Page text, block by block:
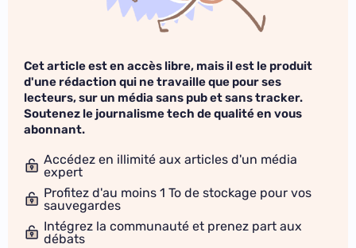
Cet article est en accès libre, mais il est le produit
d'une rédaction qui ne travaille que pour ses
lecteurs, sur un média sans pub et sans tracker.
Soutenez le journalisme tech de qualité en vous
abonnant.
Accédez en illimité aux articles d'un média
expert
Profitez d'au moins 1 To de stockage pour vos
sauvegardes
Intégrez la communauté et prenez part aux
débats